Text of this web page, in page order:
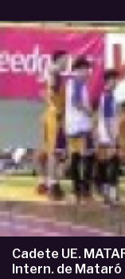
Cadete UE.
Intern. de Mataró